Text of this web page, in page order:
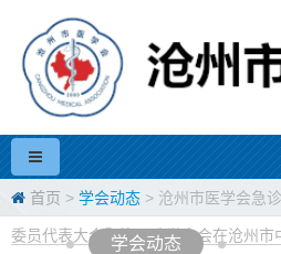
首页 > 学会动态 > 沧州市医学会急
委员代表大会暨换届选举大会在沧州市
学会动态